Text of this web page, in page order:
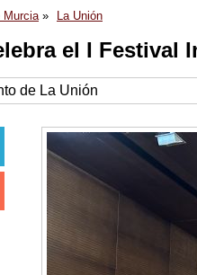
Murcia La Unión
el I Festival
de La Unión